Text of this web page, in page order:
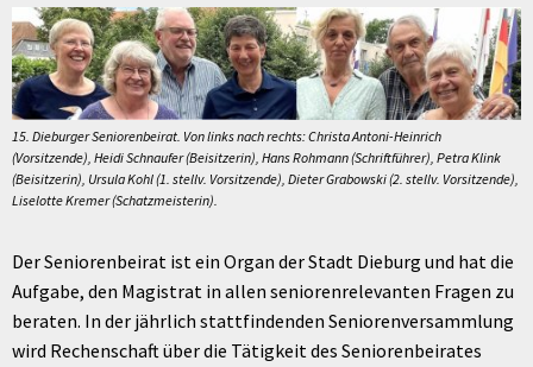
15. Dieburger Seniorenbeirat. Von links nach rechts: Christa Antoni-Heinrich
(Vorsitzende), Heidi Schnaufer (Beisitzerin), Hans Rohmann (Schriftführer), Petra Klink
(Beisitzerin), Ursula Kohl (1. stellv. Vorsitzende), Dieter Grabowski (2. stellv. Vorsitzende),
Liselotte Kremer (Schatzmeisterin).
Der Seniorenbeirat ist ein Organ der Stadt Dieburg und hat die
Aufgabe, den Magistrat in allen seniorenrelevanten Fragen zu
beraten. In der jährlich stattfindenden Seniorenversammlung
wird Rechenschaft über die Tätigkeit des Seniorenbeirates